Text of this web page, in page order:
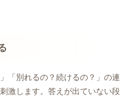
「別れるの？続けるの？」の連
激します。答えが出ていない段